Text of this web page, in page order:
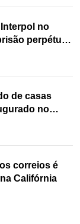
no
perpétua
de casas
no
correios é
Califórnia